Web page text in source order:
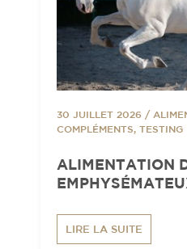
30 JUILLET 2026 /
COMPLÉMENTS, TESTING
ALIMENTATION
LIRE LA SUITE